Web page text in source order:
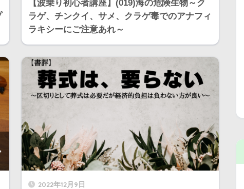
【波乗り初心者講座】(019)海の危険生物～ク
ラゲ、チンクイ、サメ、クラゲ毒でのアナフィ
ラキシーにご注意あれ～
2022年12月9日